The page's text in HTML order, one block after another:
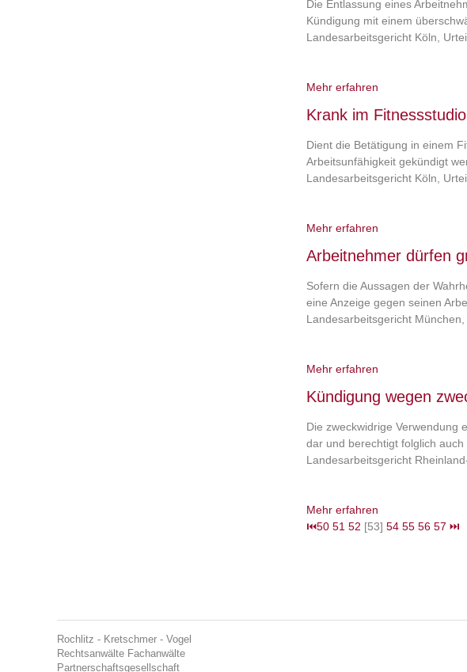
Die Entlassung eines
Kündigung mit einem
Landesarbeitsgericht Köln,
Mehr erfahren
Krank im
Dient die Betätigung in einem
Arbeitsunfähigkeit gekündigt
Landesarbeitsgericht Köln,
Mehr erfahren
Arbeitnehmer dürfen
Sofern die Aussagen der
eine Anzeige gegen seinen
Landesarbeitsgericht
Mehr erfahren
Kündigung wegen
Die zweckwidrige Verwendung
dar und berechtigt folglich
Landesarbeitsgericht
Mehr erfahren
⏮50 51 52 [53] 54 55 56 57 ⏭
Rochlitz - Kretschmer - Vogel
Rechtsanwälte Fachanwälte
Partnerschaftsgesellschaft